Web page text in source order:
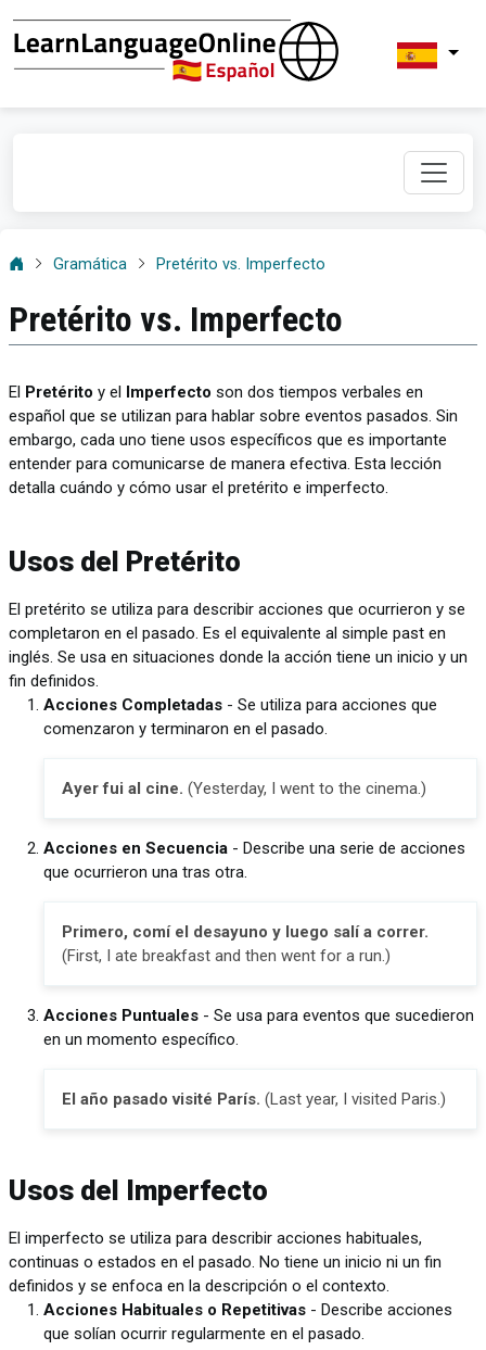
Gramática Pretérito vs. Imperfecto
Pretérito vs. Imperfecto
El Pretérito y el Imperfecto son dos tiempos verbales en
español que se utilizan para hablar sobre eventos pasados. Sin
embargo, cada uno tiene usos específicos que es importante
entender para comunicarse de manera efectiva. Esta lección
detalla cuándo y cómo usar el pretérito e imperfecto.
Usos del Pretérito
El pretérito se utiliza para describir acciones que ocurrieron y se
completaron en el pasado. Es el equivalente al simple past en
inglés. Se usa en situaciones donde la acción tiene un inicio y un
fin definidos.
Acciones Completadas - Se utiliza para acciones que
comenzaron y terminaron en el pasado.
Ayer fui al cine. (Yesterday, I went to the cinema.)
Acciones en Secuencia - Describe una serie de acciones
que ocurrieron una tras otra.
Primero, comí el desayuno y luego salí a correr.
(First, I ate breakfast and then went for a run.)
Acciones Puntuales - Se usa para eventos que sucedieron
en un momento específico.
El año pasado visité París. (Last year, I visited Paris.)
Usos del Imperfecto
El imperfecto se utiliza para describir acciones habituales,
continuas o estados en el pasado. No tiene un inicio ni un fin
definidos y se enfoca en la descripción o el contexto.
Acciones Habituales o Repetitivas - Describe acciones
que solían ocurrir regularmente en el pasado.